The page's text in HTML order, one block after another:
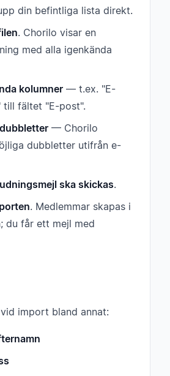
din befintliga lista direkt.
. Chorilo visar en
med alla igenkända
kolumner — t.ex. "E-
till fältet "E-post".
— Chorilo
dubbletter utifrån e-
ska skickas.
. Medlemmar skapas i
du får ett mejl med
import bland annat: